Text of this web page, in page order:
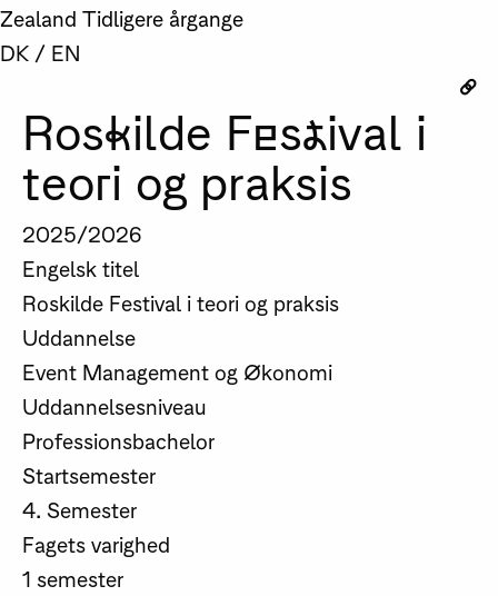
Zealand Tidligere årgange
DK / EN
Roskilde Festival i
teori og praksis
2025/2026
Engelsk titel
Roskilde Festival i teori og praksis
Uddannelse
Event Management og Økonomi
Uddannelsesniveau
Professionsbachelor
Startsemester
4. Semester
Fagets varighed
1 semester